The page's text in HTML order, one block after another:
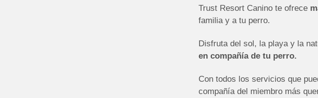
Trust Resort Canino te ofrece
familia y a tu perro.
Disfruta del sol, la playa y la
en compañía de tu perro.
Con todos los servicios que
compañía del miembro más